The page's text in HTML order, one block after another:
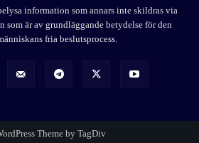
information som annars inte skildras via
som är av grundläggande betydelse för den
fria beslutsprocess.
Theme by TagDiv